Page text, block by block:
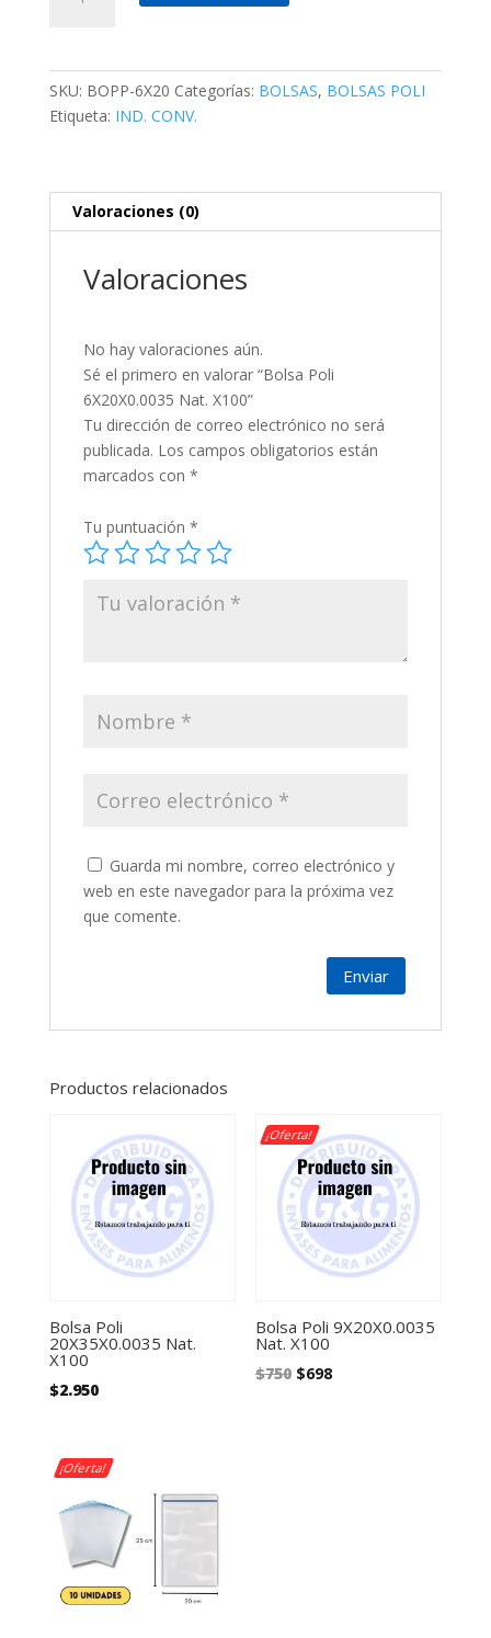
SKU: BOPP-6X20 Categorías: BOLSAS, BOLSAS POLI
Etiqueta: IND. CONV.
Valoraciones (0)
Valoraciones
No hay valoraciones aún.
Sé el primero en valorar “Bolsa Poli
6X20X0.0035 Nat. X100”
Tu dirección de correo electrónico no será
publicada. Los campos obligatorios están
marcados con *
Tu puntuación *
Guarda mi nombre, correo electrónico y
web en este navegador para la próxima vez
que comente.
Productos relacionados
Bolsa Poli
20X35X0.0035 Nat.
X100
$2.950
¡Oferta!
Bolsa Poli 9X20X0.0035
Nat. X100
$750 El
$698El
¡Oferta!